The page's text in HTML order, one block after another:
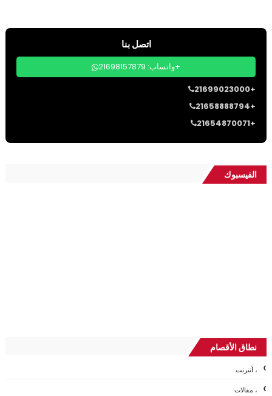
اتصل بنا
واتساب: 21698157879+
21699023000+
21658888794+
21654870071+
الفيسبوك
نطاق الأقصام
، أنترنت
، مقالات